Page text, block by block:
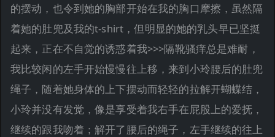
的摆动，也令到她的胸部开始在我的胸口摩擦，虽然隔
着她的肚兜及我的t-shirt，但明显的她的乳头早已坚挺
起来，正在不自觉的诱惑着我>>>隔靴骚痒总是难耐，
我比较闲的左手开始慢慢往上移，来到小玲腰后的肚兜
绳子，随着她身体的上下摆动而轻轻的拉解开蝴蝶结，
小玲并没有发觉，像是享受着我右手在屁股上的爱抚，
继续的跟我吻着；解开了腰后的绳子，左手继续的往上